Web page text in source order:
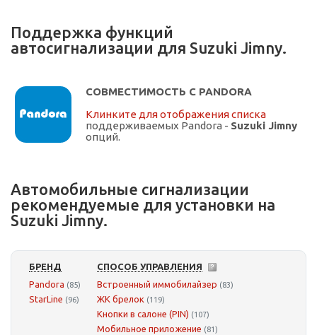
Поддержка функций
автосигнализации для Suzuki Jimny.
СОВМЕСТИМОСТЬ С PANDORA
Клинките для отображения списка
поддерживаемых Pandora - Suzuki Jimny
опций.
Автомобильные сигнализации
рекомендуемые для установки на
Suzuki Jimny.
БРЕНД
Pandora (85)
StarLine (96)
СПОСОБ УПРАВЛЕНИЯ
Встроенный иммобилайзер (83)
ЖК брелок (119)
Кнопки в салоне (PIN) (107)
Мобильное приложение (81)